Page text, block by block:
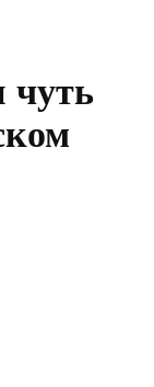
чуть